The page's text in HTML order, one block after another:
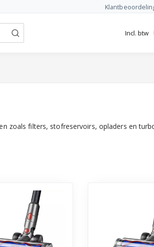
Incl. btw
zoals filters, stofreservoirs, opladers en